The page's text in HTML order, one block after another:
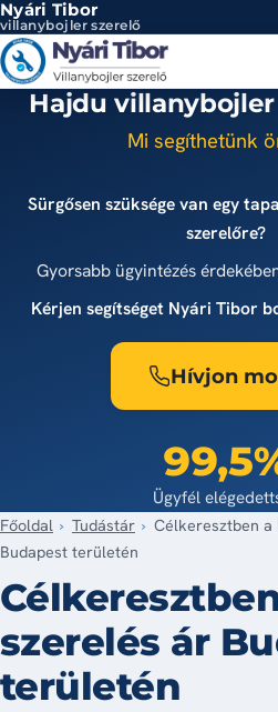
Ugrás a tartalomra
Nyári Tibor
villanybojler szerelő
Hajdu
Mi segíthetünk
Sürgősen szüksége van egy
szerelőre?
Gyorsabb ügyintézés
Kérjen segítséget Nyári Tibor
Hívjon
Ügyfél
Főoldal Tudástár
Célkeresztben
Budapest területén
szerelés ár
területén